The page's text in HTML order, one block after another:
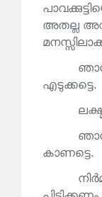
അതല്ല
എടുക്കട്ടെ.
കാണട്ടെ.